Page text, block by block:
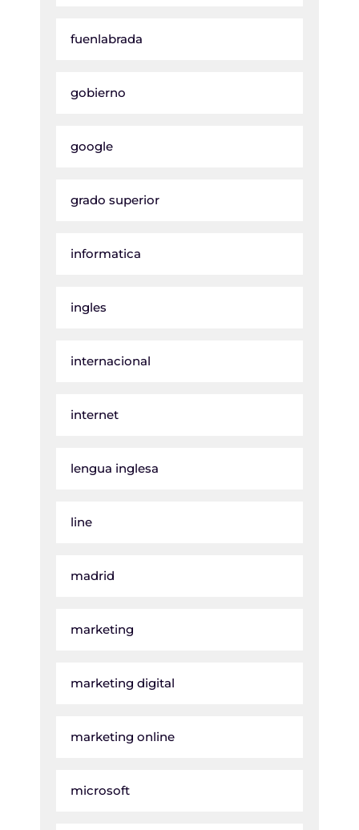
fuenlabrada
gobierno
google
grado superior
informatica
ingles
internacional
internet
lengua inglesa
line
madrid
marketing
marketing digital
marketing online
microsoft